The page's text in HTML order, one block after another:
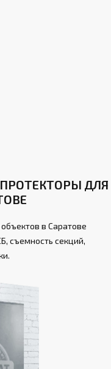
ДЛЯ
в Саратове
съемность секций,